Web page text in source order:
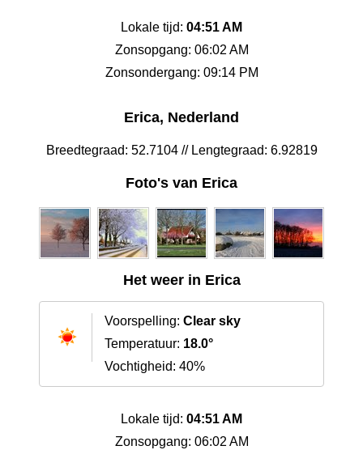
Lokale tijd: 04:51 AM
Zonsopgang: 06:02 AM
Zonsondergang: 09:14 PM
Erica, Nederland
Breedtegraad: 52.7104 // Lengtegraad: 6.92819
Foto's van Erica
Het weer in Erica
Voorspelling: Clear sky
Temperatuur: 18.0°
Vochtigheid: 40%
Lokale tijd: 04:51 AM
Zonsopgang: 06:02 AM